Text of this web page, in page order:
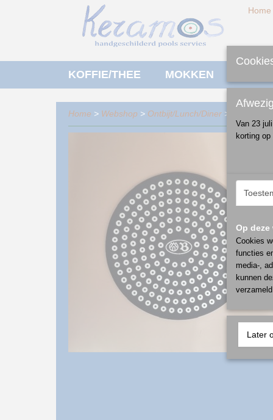
Home
KOFFIE/THEE MOKKEN
Home > Webshop > Ontbijt/Lunch/Diner >
Afwezig
Van 23
korting
Op
Cookies
functies
media-,
kunnen
Later